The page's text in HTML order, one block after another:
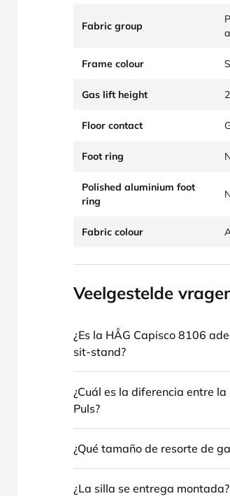
Fabric group
Frame colour
Gas lift height
Floor contact
Foot ring
Polished aluminium foot
ring
Fabric colour
Veelgestelde
¿Es la HÅG Capisco 8106
sit-stand?
¿Cuál es la diferencia entre
Puls?
¿Qué tamaño de resorte de
¿La silla se entrega montada?